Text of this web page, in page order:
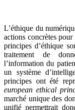
L’éthique du
actions concrètes
principes d’éthique
traitement de
l’information du
un système
principes ont été
european ethical
marché unique des
unifié permettrait